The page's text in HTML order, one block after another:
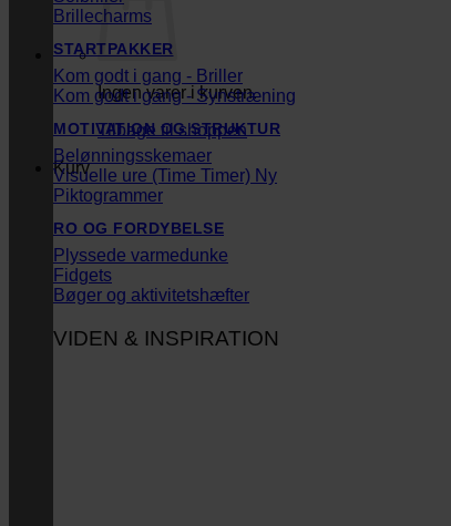
Ingen varer i kurven.
Tilbage til shoppen
Kurv
Brillecharms
STARTPAKKER
Kom godt i gang - Briller
Kom godt i gang - Synstræning
MOTIVATION OG STRUKTUR
Belønningsskemaer
Visuelle ure (Time Timer)
Piktogrammer
RO OG FORDYBELSE
Plyssede varmedunke
Fidgets
Bøger og aktivitetshæfter
VIDEN & INSPIRATION